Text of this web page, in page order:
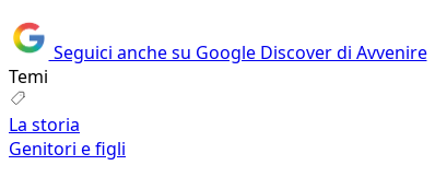
Seguici anche su Google Discover di Avvenire
Temi
La storia
Genitori e figli